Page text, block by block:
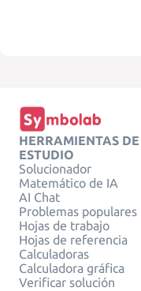
HERRAMIENTAS DE
ESTUDIO
Solucionador
Matemático de IA
AI Chat
Problemas populares
Hojas de trabajo
Hojas de referencia
Calculadoras
Calculadora gráfica
Verificar solución